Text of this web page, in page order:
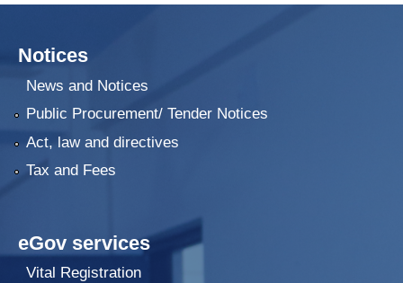
Notices
News and Notices
Public Procurement/ Tender Notices
Act, law and directives
Tax and Fees
eGov services
Vital Registration